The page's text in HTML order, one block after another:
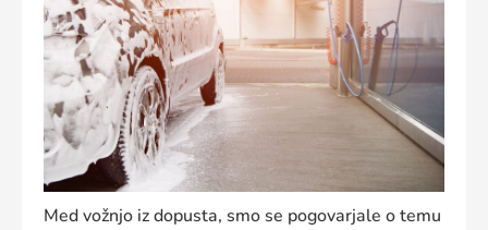
Med vožnjo iz dopusta, smo se pogovarjale o temu